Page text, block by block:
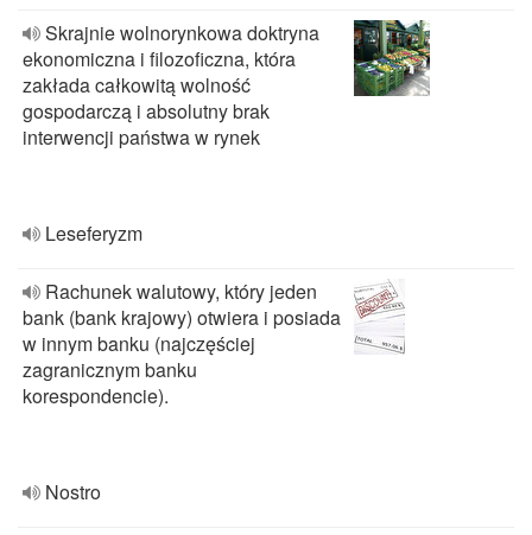
Skrajnie wolnorynkowa doktryna
ekonomiczna i filozoficzna, która
zakłada całkowitą wolność
gospodarczą i absolutny brak
interwencji państwa w rynek
Leseferyzm
Rachunek walutowy, który jeden
bank (bank krajowy) otwiera i posiada
w innym banku (najczęściej
zagranicznym banku
korespondencie).
Nostro